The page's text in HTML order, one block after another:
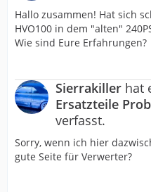
Hallo zusammen! Hat sich
HVO100 in dem "alten"
Wie sind Eure Erfahrungen?
Sierrakiller hat
Ersatzteile
verfasst.
Sorry, wenn ich hier
gute Seite für Verwerter?